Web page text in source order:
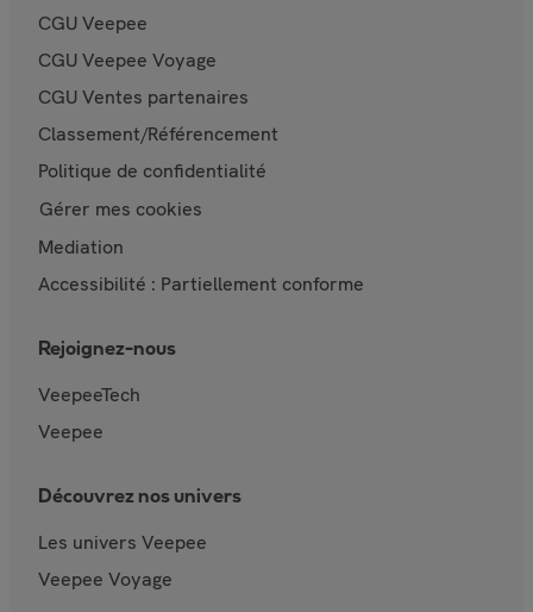
CGU Veepee
CGU Veepee Voyage
CGU Ventes partenaires
Classement/Référencement
Politique de confidentialité
Gérer mes cookies
Mediation
Accessibilité : Partiellement conforme
Rejoignez-nous
VeepeeTech
Veepee
Découvrez nos univers
Les univers Veepee
Veepee Voyage